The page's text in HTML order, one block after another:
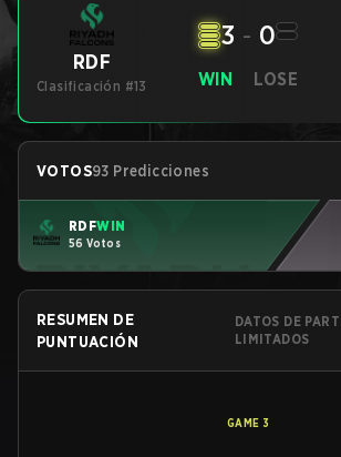
RDF
Clasificación #13 WIN
3 - 0
LOSE
VOTOS93 Predicciones
RDFWIN
56 Votos
RESUMEN DE
PUNTUACIÓN
DATOS DE
LIMITADOS
GAME 3